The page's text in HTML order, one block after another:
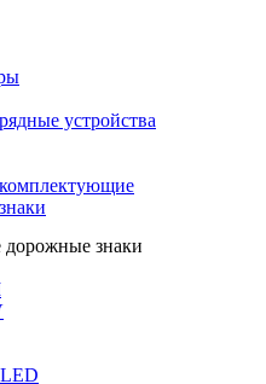
устройства
знаки